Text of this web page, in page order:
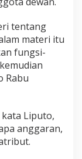
tentang
materi itu
fungsi-
Rabu
Liputo,
anggaran,